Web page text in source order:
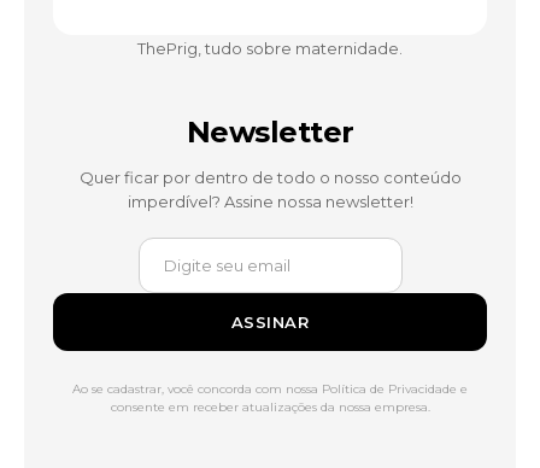
ThePrig, tudo sobre maternidade.
Newsletter
Quer ficar por dentro de todo o nosso conteúdo
imperdível? Assine nossa newsletter!
ASSINAR
Ao se cadastrar, você concorda com nossa Política de Privacidade e
consente em receber atualizações da nossa empresa.